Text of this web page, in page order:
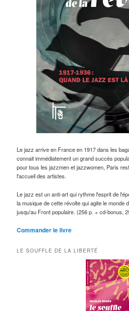
Le jazz arrive en France en 1917 dans les
connait immédiatement un grand succès
pour tous les jazzmen et jazzwomen, Paris
l'accueil des artistes.
Le jazz est un anti-art qui rythme l'esprit de
la musique de cette révolte qui agite le monde
jusqu'au Front populaire. (256 p. + cd-bonus,
Commander le livre
LE SOUFFLE DE LA LIBERTÉ